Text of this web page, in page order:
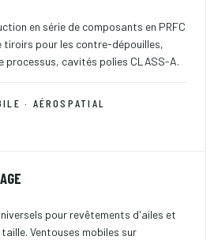
en série de composants en PRFC
tiroirs pour les contre-dépouilles,
processus, cavités polies CLASS-A.
· AÉROSPATIAL
pour revêtements d'ailes et
Ventouses mobiles sur